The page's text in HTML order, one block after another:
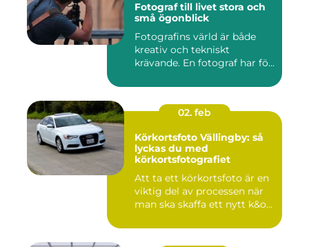
Fotograf till livet stora och
små ögonblick
Fotografins värld är både
kreativ och tekniskt
krävande. En fotograf har fö...
02. feb
Körkortsfoto Vällingby: så
lyckas du med
körkortsfotografiet
Att ta ett körkortsfoto är en
viktig del av processen när
man ska skaffa ett nytt k&o...